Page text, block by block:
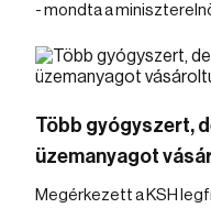
- mondta a
Több gyógyszert,
üzemanyagot
Megérkezett a KSH